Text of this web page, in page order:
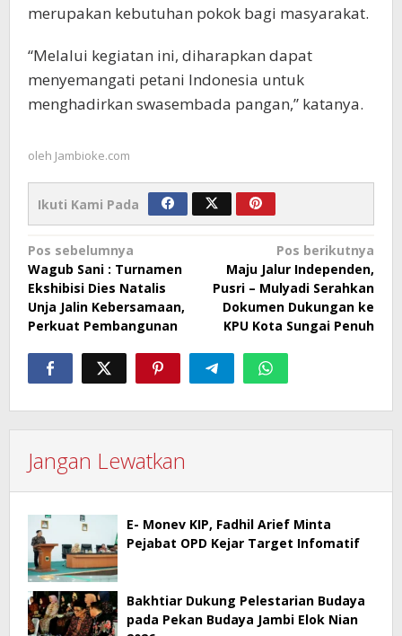
merupakan kebutuhan pokok bagi masyarakat.
“Melalui kegiatan ini, diharapkan dapat
menyemangati petani Indonesia untuk
menghadirkan swasembada pangan,” katanya.
oleh Jambioke.com
Ikuti Kami Pada
Navigasi
pos
Pos sebelumnya
Wagub Sani : Turnamen
Ekshibisi Dies Natalis
Unja Jalin Kebersamaan,
Perkuat Pembangunan
Pos berikutnya
Maju Jalur Independen,
Pusri – Mulyadi Serahkan
Dokumen Dukungan ke
KPU Kota Sungai Penuh
Jangan Lewatkan
E- Monev KIP, Fadhil Arief Minta
Pejabat OPD Kejar Target Infomatif
Bakhtiar Dukung Pelestarian Budaya
pada Pekan Budaya Jambi Elok Nian